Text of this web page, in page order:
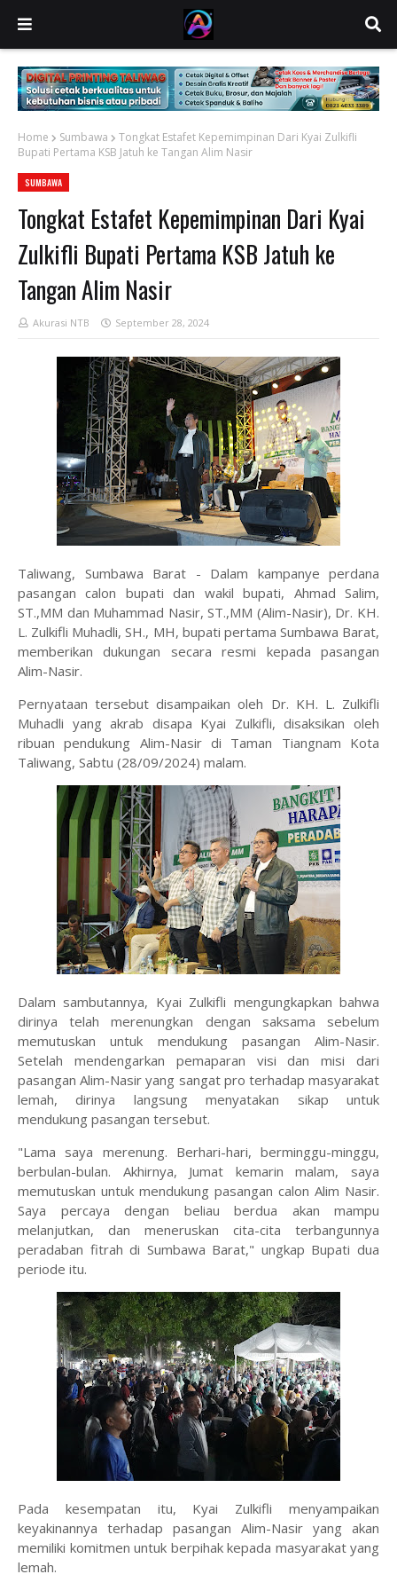
Home Sumbawa
Tongkat Estafet Kepemimpinan Dari Kyai Zulkifli
Bupati Pertama KSB Jatuh ke Tangan Alim Nasir
SUMBAWA
Tongkat Estafet Kepemimpinan Dari Kyai
Zulkifli Bupati Pertama KSB Jatuh ke
Tangan Alim Nasir
Akurasi NTB September 28, 2024
Taliwang, Sumbawa Barat - Dalam kampanye perdana
pasangan calon bupati dan wakil bupati, Ahmad Salim,
ST.,MM dan Muhammad Nasir, ST.,MM (Alim-Nasir), Dr. KH.
L. Zulkifli Muhadli, SH., MH, bupati pertama Sumbawa Barat,
memberikan dukungan secara resmi kepada pasangan
Alim-Nasir.
Pernyataan tersebut disampaikan oleh Dr. KH. L. Zulkifli
Muhadli yang akrab disapa Kyai Zulkifli, disaksikan oleh
ribuan pendukung Alim-Nasir di Taman Tiangnam Kota
Taliwang, Sabtu (28/09/2024) malam.
Dalam sambutannya, Kyai Zulkifli mengungkapkan bahwa
dirinya telah merenungkan dengan saksama sebelum
memutuskan untuk mendukung pasangan Alim-Nasir.
Setelah mendengarkan pemaparan visi dan misi dari
pasangan Alim-Nasir yang sangat pro terhadap masyarakat
lemah, dirinya langsung menyatakan sikap untuk
mendukung pasangan tersebut.
"Lama saya merenung. Berhari-hari, berminggu-minggu,
berbulan-bulan. Akhirnya, Jumat kemarin malam, saya
memutuskan untuk mendukung pasangan calon Alim Nasir.
Saya percaya dengan beliau berdua akan mampu
melanjutkan, dan meneruskan cita-cita terbangunnya
peradaban fitrah di Sumbawa Barat," ungkap Bupati dua
periode itu.
Pada kesempatan itu, Kyai Zulkifli menyampaikan
keyakinannya terhadap pasangan Alim-Nasir yang akan
memiliki komitmen untuk berpihak kepada masyarakat yang
lemah.